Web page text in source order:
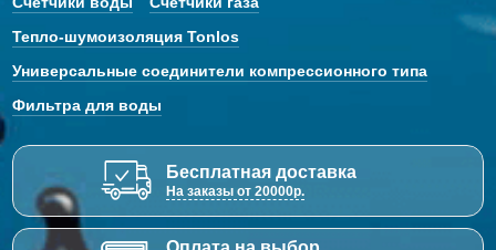
Тепло-шумоизоляция Tonlos
Универсальные соединители компрессионного типа
Фильтра для воды
Бесплатная доставка
На заказы от 20000р.